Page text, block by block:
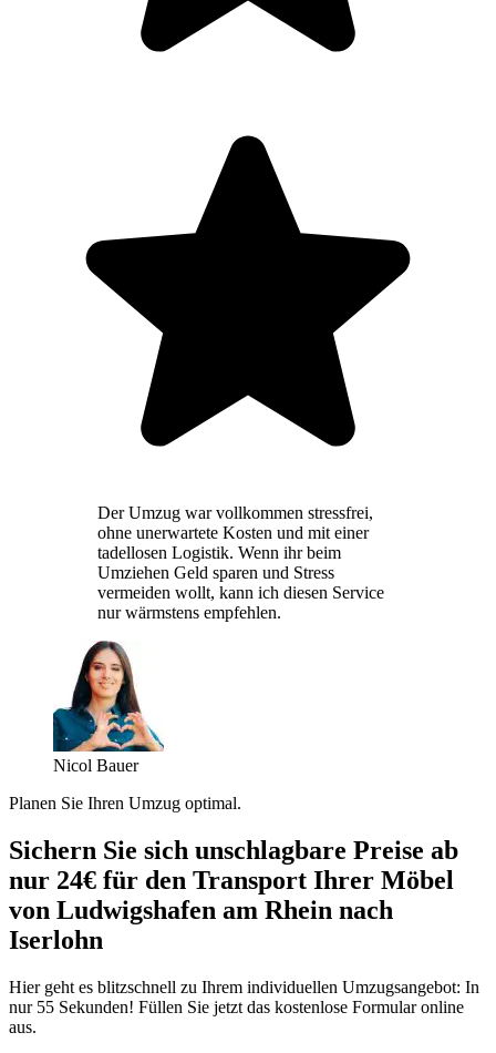
Der Umzug war vollkommen stressfrei,
ohne unerwartete Kosten und mit einer
tadellosen Logistik. Wenn ihr beim
Umziehen Geld sparen und Stress
vermeiden wollt, kann ich diesen Service
nur wärmstens empfehlen.
Nicol Bauer
Planen Sie Ihren Umzug optimal.
Sichern Sie sich unschlagbare Preise ab
nur 24€ für den Transport Ihrer Möbel
von Ludwigshafen am Rhein nach
Iserlohn
Hier geht es blitzschnell zu Ihrem individuellen Umzugsangebot: In
nur 55 Sekunden! Füllen Sie jetzt das kostenlose Formular online
aus.